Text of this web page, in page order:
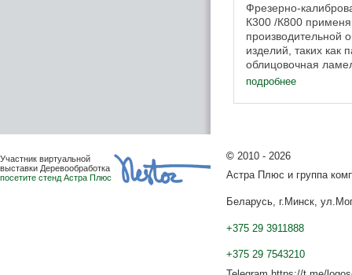
Фрезерно-
К300 /К800
производительной
изделий, таких как
облицовочная
склеиванием по
подробнее
Участник виртуальной
выставки Деревообработка
посетите стенд Астра Плюс
© 2010 - 2026
Астра Плюс и группа
Беларусь, г.Минск,
+375 29 3911888
+375 29 7543210